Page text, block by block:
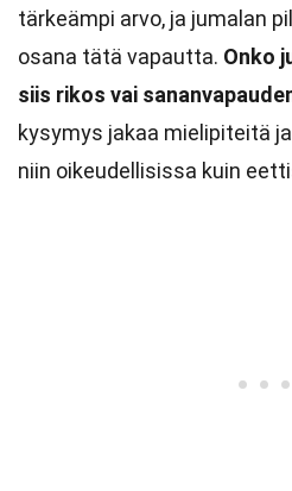
tärkeämpi arvo, ja jumalan
osana tätä vapautta. Onko
siis rikos vai
kysymys jakaa mielipiteitä
niin oikeudellisissa kuin